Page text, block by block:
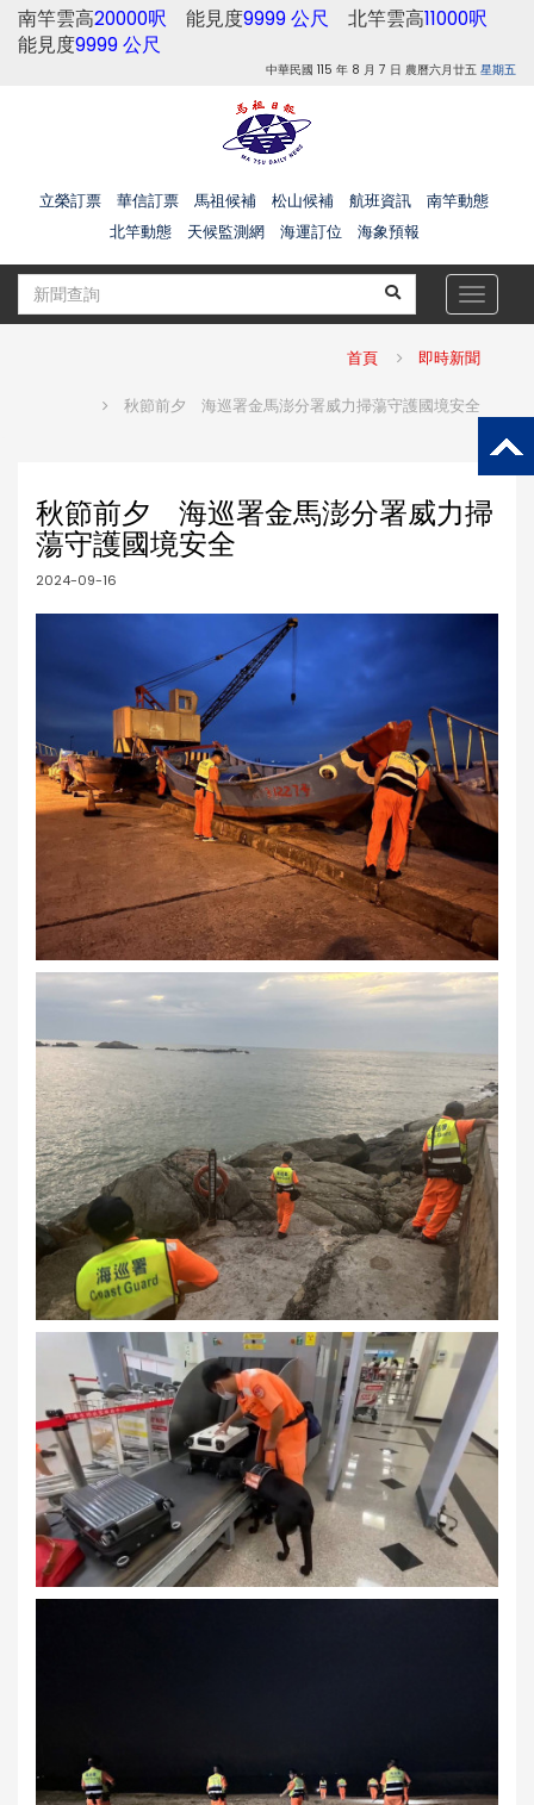
南竿雲高20000呎 能見度9999 公尺 北竿雲高11000呎
能見度9999 公尺
中華民國 115 年 8 月 7 日 農曆六月廿五 星期五
立榮訂票 華信訂票 馬祖候補 松山候補 航班資訊
南竿動態
北竿動態
天候監測網 海運訂位 海象預報
Toggle
首頁 即時新聞
秋節前夕 海巡署金馬澎分署威力掃蕩守護國境安全
秋節前夕 海巡署金馬澎分署威力掃
蕩守護國境安全
2024-09-16